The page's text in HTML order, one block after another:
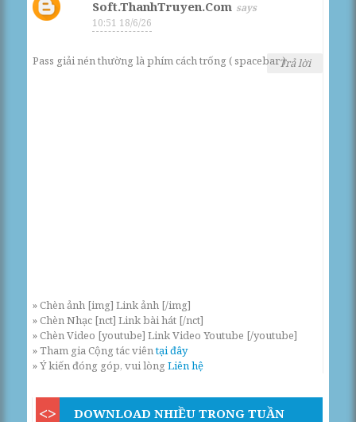
Soft.ThanhTruyen.Com
10:51 18/6/26
Pass giải nén thường là phím cách trống ( spacebar )Trả lời
» Chèn ảnh [img] Link ảnh [/img]
» Chèn Nhạc [nct] Link bài hát [/nct]
» Chèn Video [youtube] Link Video Youtube [/youtube]
» Tham gia Cộng tác viêntại đây
» Ý kiến đóng góp, vui lòngLiên hệ
DOWNLOAD NHIỀU TRONG TUẦN